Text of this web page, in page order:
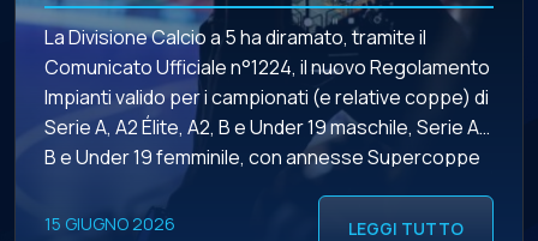
La Divisione Calcio a 5 ha diramato, tramite il
Comunicato Ufficiale n°1224, il nuovo Regolamento
Impianti valido per i campionati (e relative coppe) di
Serie A, A2 Élite, A2, B e Under 19 maschile, Serie A,
B e Under 19 femminile, con annesse Supercoppe
(maschile, femminile e Under 19) e Coppa della
Divisione, in vigore […]
15 GIUGNO 2026 LEGGI TUTTO